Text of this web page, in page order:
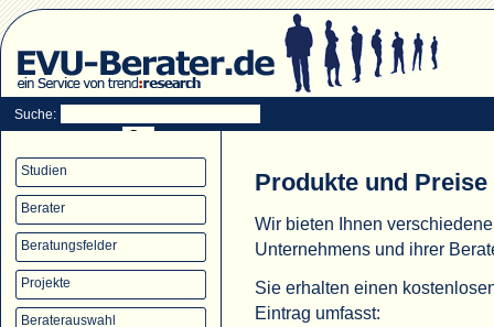
Suche:
Studien
Berater
Beratungsfelder
Projekte
Beraterauswahl
Produkte und Preise
Wir bieten Ihnen
Unternehmens und ihrer
Sie erhalten einen
Eintrag umfasst: